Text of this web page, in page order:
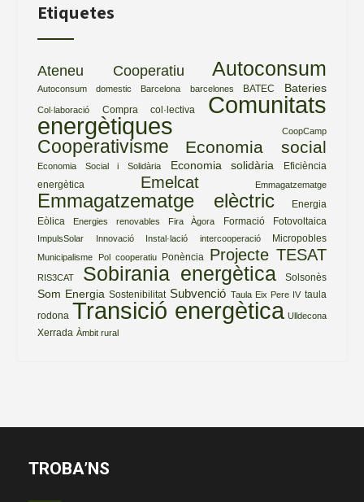
Etiquetes
Ateneu Cooperatiu Autoconsum
Autoconsum domestic Barcelona barcelones BATEC Bateries
Col·laboració Compra col·lectiva Comunitats
energètiques CoopCamp
Cooperativisme Economia social
Economia Social i Solidària Economia solidària
Eficiència
energètica
Emelcat Emmagatzematge
Emmagatzematge elèctric
Energia
Eòlica
Energies renovables Fira Àgora Formació Fotovoltaica
ImpulsSolar Innovació Instal·lació intercooperació Micropobles
Municipalisme Pol cooperatiu Ponència Projecte TESAT
RIS3CAT Sobirania energètica Solsonès
Som Energia Sostenibilitat Subvenció Taula Eix Pere IV taula
rodona Transició energètica Ulldecona
Xerrada Àmbit rural
TROBA’NS